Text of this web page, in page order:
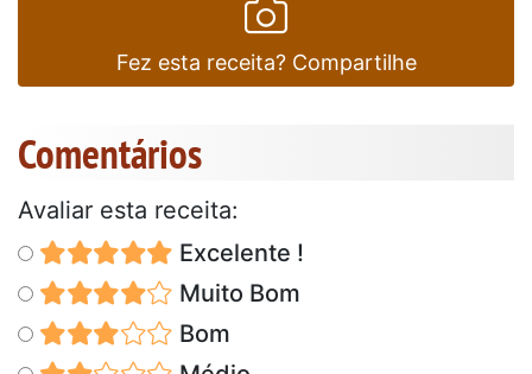
Fez esta receita? Compartilhe
Comentários
Avaliar esta receita:
Excelente !
Muito Bom
Bom